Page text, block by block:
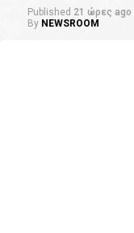
Published 21 ώρες ago
By NEWSROOM